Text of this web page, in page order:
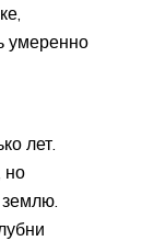
умеренно
лет.
но